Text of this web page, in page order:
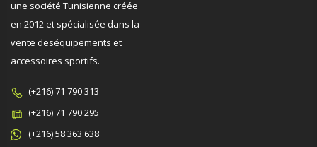
une société Tunisienne créée
en 2012 et spécialisée dans la
vente deséquipements et
accessoires sportifs.
(+216) 71 790 313
(+216) 71 790 295
(+216) 58 363 638